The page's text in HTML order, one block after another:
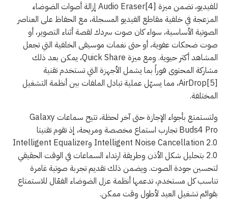
للفيديو، تضمن ميزة Audio Eraser[4] إزالة أصوات الضوضاء
المزعجة في خلفية مقاطع الفيديو المسجلة، مع الحفاظ على العناصر
الصوتية الأساسية، سواء كان صوت سردك لقصة أثناء التصوير، أو
صوت ضحكات عفوية، أو حتى نغمات موسيقى الخلفية التي تجعل
المشاهد أكثر حيوية. ومع ميزة Quick Share، يمكن بعد ذلك
مشاركة المحتوى فوراً بما يشمل الأجهزة التي تستخدم تقنية
AirDrop[5]، مما يسهّل عملية تبادل الملفات بين أنظمة التشغيل
المختلفة.
ولتستمتع بأجواء الإجازة حتى آخر لحظة، تتيح سماعات Galaxy
Buds4 Pro تجارب استماع مخصصة ومريحة، إذ تقوم تقنيتا
Intelligent Noise Cancellation 2.0 وIntelligent Equalizer
2.0 بتحليل شكل الأذن وطريقة ارتداء السماعات في الوقت الحقيقي
لتحسين جودة الصوت. ويضمن ذلك تقديم تجربة صوتية غامرة
تناسب كل مستخدم، تدعمها أنظمة عزل الضوضاء الفعّال للاستمتاع
بقوائم تشغيل العيد لأطول وقت ممكن.